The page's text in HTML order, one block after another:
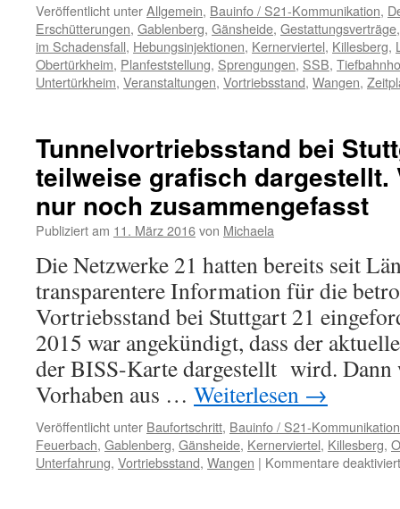
Veröffentlicht unterAllgemein, Bauinfo / S21-Kommunikation,
Erschütterungen, Gablenberg, Gänsheide, Gestattungsverträge
im Schadensfall, Hebungsinjektionen, Kernerviertel, Killesberg,
Obertürkheim, Planfeststellung, Sprengungen, SSB,
Untertürkheim, Veranstaltungen, Vortriebsstand, Wangen,
Tunnelvortriebsstand bei
teilweise grafisch dargestellt.
nur noch zusammengefasst
Publiziert am 11. März 2016von Michaela
Die Netzwerke 21 hatten bereits seit
transparentere Information für die
Vortriebsstand bei Stuttgart 21
2015 war angekündigt, dass der
der BISS-Karte dargestellt wird. Dann
Vorhaben aus … Weiterlesen →
Veröffentlicht unter Baufortschritt, Bauinfo / S21-Kommunikation
Feuerbach, Gablenberg, Gänsheide, Kernerviertel, Killesberg,
Unterfahrung, Vortriebsstand, Wangen | Kommentare deaktiviert